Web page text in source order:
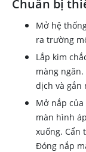
Chuẩn bị
Mở hệ
ra trường
Lắp kim
màng
dịch và gắn
Mở nắp
màn hình
xuống. Cẩn
Đóng nắp